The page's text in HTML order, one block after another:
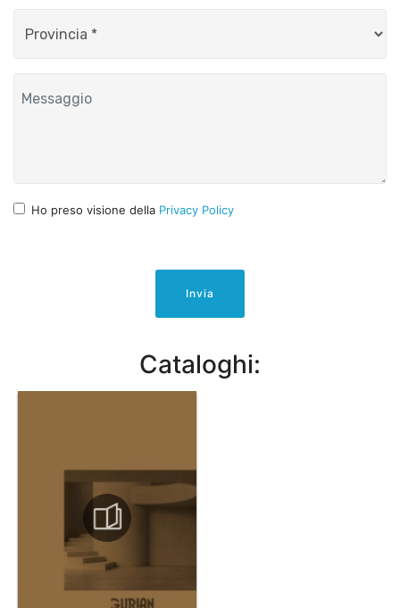
Ho preso visione della Privacy Policy
Invia
Cataloghi: